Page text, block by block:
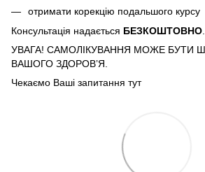
отримати корекцію подальшого курсу
Консультація надається БЕЗКОШТОВНО.
УВАГА! САМОЛІКУВАННЯ МОЖЕ БУТИ
ВАШОГО ЗДОРОВ’Я.
Чекаємо Ваші запитання тут